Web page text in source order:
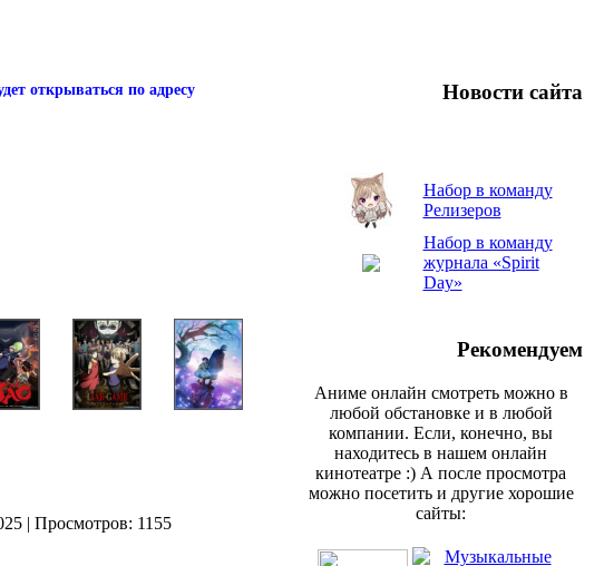
открываться по адресу
| Просмотров: 1155
Новости сайта
Набор в команду
Релизеров
Набор в команду
журнала «Spirit
Day»
Рекомендуем
Аниме онлайн смотреть можно в
любой обстановке и в любой
компании. Если, конечно, вы
находитесь в нашем онлайн
кинотеатре :) А после просмотра
можно посетить и другие хорошие
сайты: